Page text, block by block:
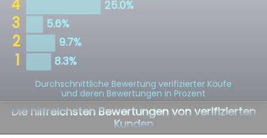
Durchschnittliche Bewertung verifizierter Käufe
und deren Bewertungen in Prozent
Die hilfreichsten Bewertungen von verifizierten
Kunden